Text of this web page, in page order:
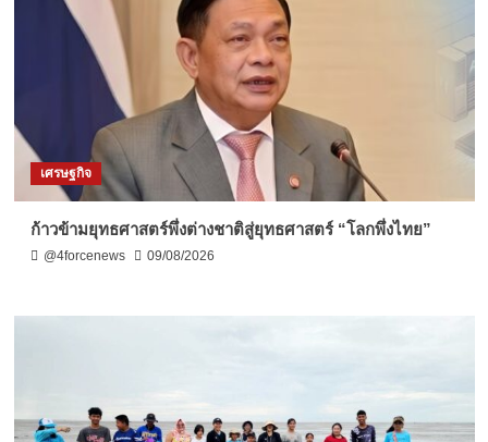
เศรษฐกิจ
ก้าวข้ามยุทธศาสตร์พึ่งต่างชาติสู่ยุทธศาสตร์ “โลกพึ่งไทย”
@4forcenews 09/08/2026